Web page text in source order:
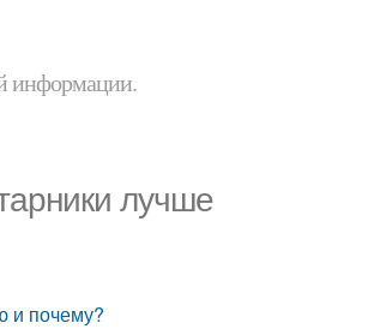
информации.
лучше
и почему?